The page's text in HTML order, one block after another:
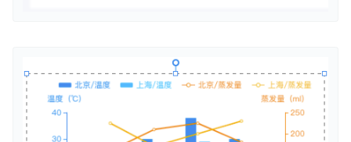
常见问题